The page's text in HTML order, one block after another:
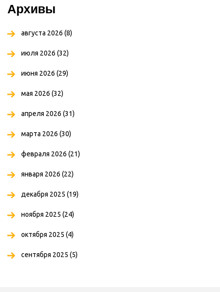
Архивы
августа 2026 (8)
июля 2026 (32)
июня 2026 (29)
мая 2026 (32)
апреля 2026 (31)
марта 2026 (30)
февраля 2026 (21)
января 2026 (22)
декабря 2025 (19)
ноября 2025 (24)
октября 2025 (4)
сентября 2025 (5)